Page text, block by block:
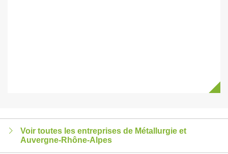
Voir toutes les entreprises de Métallurgie et
Auvergne-Rhône-Alpes